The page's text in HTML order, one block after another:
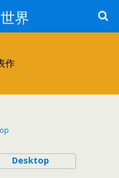
界
作
Desktop